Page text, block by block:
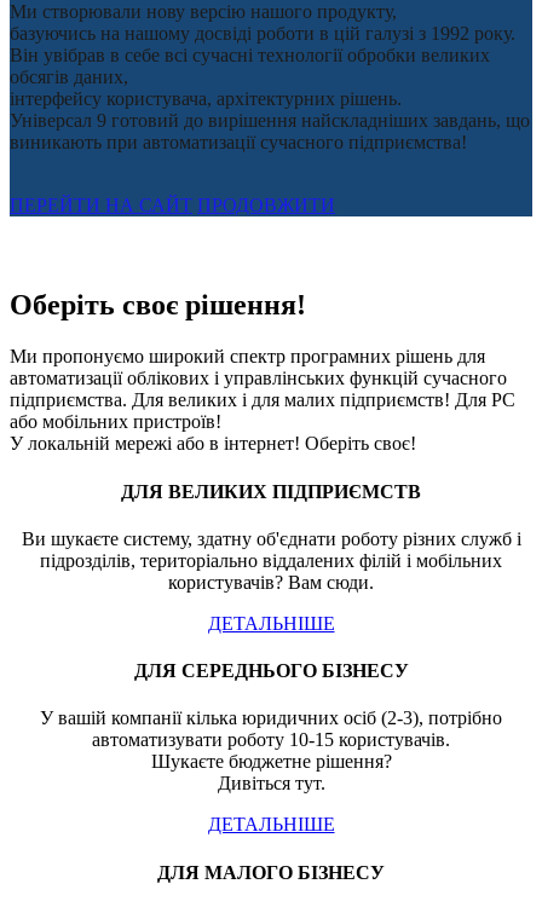
Ми створювали нову версію нашого продукту,
базуючись на нашому досвіді роботи в цій галузі з 1992 року.
Він увібрав в себе всі сучасні технології обробки великих
обсягів даних,
інтерфейсу користувача, архітектурних рішень.
Універсал 9 готовий до вирішення найскладніших завдань, що
виникають при автоматизації сучасного підприємства!
ПЕРЕЙТИ НА САЙТ ПРОДОВЖИТИ
Оберіть своє рішення!
Ми пропонуємо широкий спектр програмних рішень для
автоматизації облікових і управлінських функцій сучасного
підприємства. Для великих і для малих підприємств! Для PC
або мобільних пристроїв!
У локальній мережі або в інтернет! Оберіть своє!
ДЛЯ ВЕЛИКИХ ПІДПРИЄМСТВ
Ви шукаєте систему, здатну об'єднати роботу різних служб і
підрозділів, територіально віддалених філій і мобільних
користувачів? Вам сюди.
ДЕТАЛЬНІШЕ
ДЛЯ СЕРЕДНЬОГО БІЗНЕСУ
У вашій компанії кілька юридичних осіб (2-3), потрібно
автоматизувати роботу 10-15 користувачів.
Шукаєте бюджетне рішення?
Дивіться тут.
ДЕТАЛЬНІШЕ
ДЛЯ МАЛОГО БІЗНЕСУ